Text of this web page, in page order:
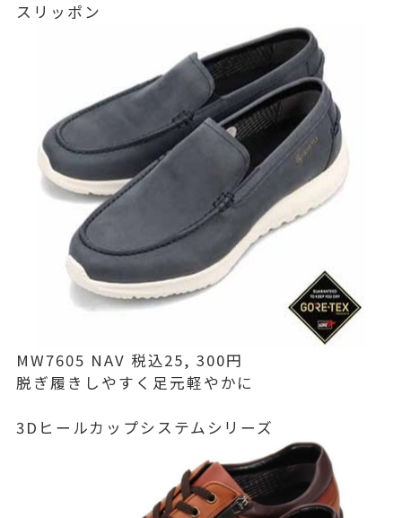
スリッポン
MW7605 NAV 税込25, 300円
脱ぎ履きしやすく足元軽やかに
3Dヒールカップシステムシリーズ